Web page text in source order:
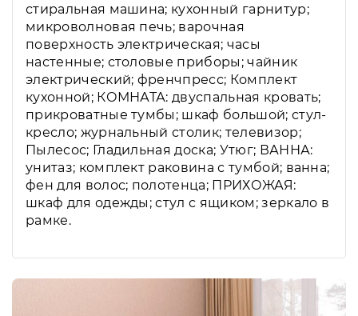
стиральная машина; кухонный гарнитур;
микроволновая печь; варочная
поверхность электрическая; часы
настенные; столовые приборы; чайник
электрический; френчпресс; Комплект
кухонной; КОМНАТА: двуспальная кровать;
прикроватные тумбы; шкаф большой; стул-
кресло; журнальный столик; телевизор;
Пылесос; Гладильная доска; Утюг; ВАННА:
унитаз; комплект раковина с тумбой; ванна;
фен для волос; полотенца; ПРИХОЖАЯ:
шкаф для одежды; стул с ящиком; зеркало в
рамке.